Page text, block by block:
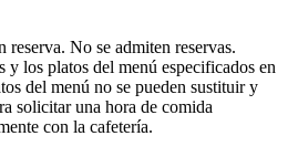
No se admiten reservas.
y los platos del menú especificados en
del menú no se pueden sustituir y
solicitar una hora de comida
con la cafetería.